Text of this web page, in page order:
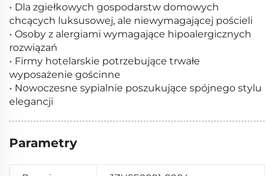
• Dla zgiełkowych gospodarstw domowych
chcących luksusowej, ale niewymagającej pościeli
• Osoby z alergiami wymagające hipoalergicznych
rozwiązań
• Firmy hotelarskie potrzebujące trwałe
wyposażenie gościnne
• Nowoczesne sypialnie poszukujące spójnego stylu
elegancji
Parametry